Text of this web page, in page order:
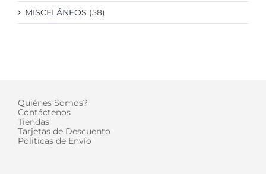
MISCELÁNEOS (58)
Quiénes Somos?
Contáctenos
Tiendas
Tarjetas de Descuento
Politicas de Envío